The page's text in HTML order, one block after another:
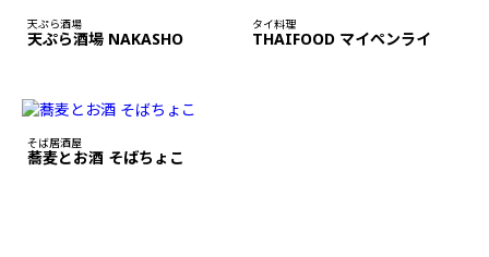
天ぷら酒場
天ぷら酒場 NAKASHO
タイ料理
THAIFOOD マイペンライ
そば居酒屋
蕎麦とお酒 そばちょこ